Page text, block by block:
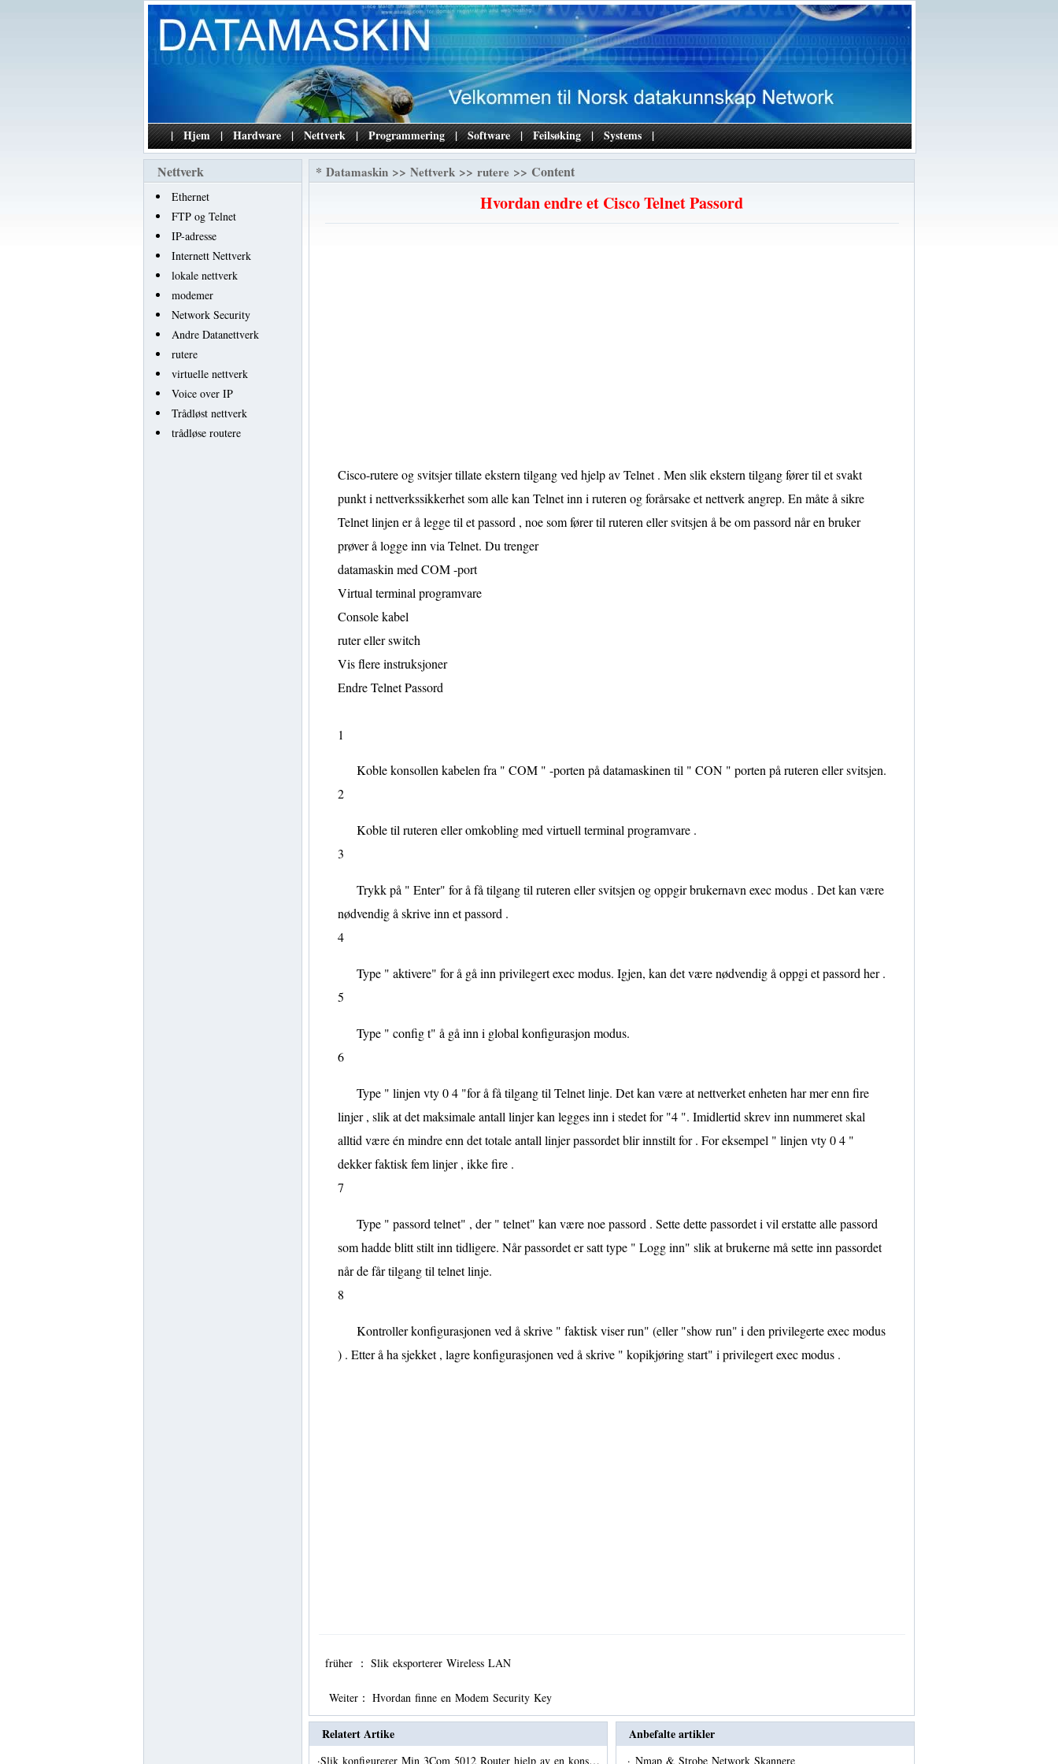
| Hjem | Hardware | Nettverk | Programmering | Software | Feilsøking | Systems |
Nettverk
Ethernet
FTP og Telnet
IP-adresse
Internett Nettverk
lokale nettverk
modemer
Network Security
Andre Datanettverk
rutere
virtuelle nettverk
Voice over IP
Trådløst nettverk
trådløse routere
* Datamaskin >> Nettverk >> rutere >> Content
Hvordan endre et Cisco Telnet Passord
Cisco-rutere og svitsjer tillate ekstern tilgang ved hjelp av Telnet . Men slik ekstern tilgang fører til et svakt
punkt i nettverkssikkerhet som alle kan Telnet inn i ruteren og forårsake et nettverk angrep. En måte å sikre
Telnet linjen er å legge til et passord , noe som fører til ruteren eller svitsjen å be om passord når en bruker
prøver å logge inn via Telnet. Du trenger
datamaskin med COM -port
Virtual terminal programvare
Console kabel
ruter eller switch
Vis flere instruksjoner
Endre Telnet Passord
1
Koble konsollen kabelen fra " COM " -porten på datamaskinen til " CON " porten på ruteren eller svitsjen.
2
Koble til ruteren eller omkobling med virtuell terminal programvare .
3
Trykk på " Enter" for å få tilgang til ruteren eller svitsjen og oppgir brukernavn exec modus . Det kan være
nødvendig å skrive inn et passord .
4
Type " aktivere" for å gå inn privilegert exec modus. Igjen, kan det være nødvendig å oppgi et passord her .
5
Type " config t" å gå inn i global konfigurasjon modus.
6
Type " linjen vty 0 4 "for å få tilgang til Telnet linje. Det kan være at nettverket enheten har mer enn fire
linjer , slik at det maksimale antall linjer kan legges inn i stedet for "4 ". Imidlertid skrev inn nummeret skal
alltid være én mindre enn det totale antall linjer passordet blir innstilt for . For eksempel " linjen vty 0 4 "
dekker faktisk fem linjer , ikke fire .
7
Type " passord telnet" , der " telnet" kan være noe passord . Sette dette passordet i vil erstatte alle passord
som hadde blitt stilt inn tidligere. Når passordet er satt type " Logg inn" slik at brukerne må sette inn passordet
når de får tilgang til telnet linje.
8
Kontroller konfigurasjonen ved å skrive " faktisk viser run" (eller "show run" i den privilegerte exec modus
) . Etter å ha sjekket , lagre konfigurasjonen ved å skrive " kopikjøring start" i privilegert exec modus .
früher ： Slik eksporterer Wireless LAN
Weiter： Hvordan finne en Modem Security Key
Relatert Artike
·Slik konfigurerer Min 3Com 5012 Router hjelp av en kons…
Anbefalte artikler
· Nmap & Strobe Network Skannere